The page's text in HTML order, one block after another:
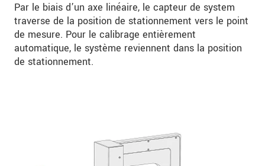
Par le biais d’un axe linéaire, le capteur de system
traverse de la position de stationnement vers le point
de mesure. Pour le calibrage entièrement
automatique, le système reviennent dans la position
de stationnement.